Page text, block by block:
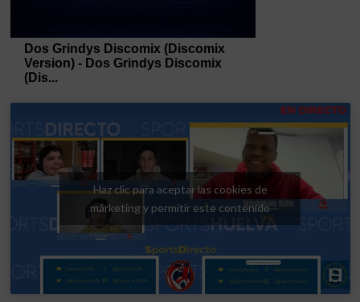
Haz clic para aceptar las cookies de
márketing y permitir este contenido